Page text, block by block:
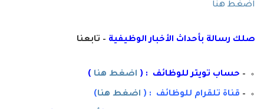
اضغط هنا
صلك رسالة بأحداث الأخبار الوظيفية – تابعنا
– حساب تويتر للوظائف : ( اضغط هنا )
– قناة تلقرام للوظائف : ( اضغط هنا)